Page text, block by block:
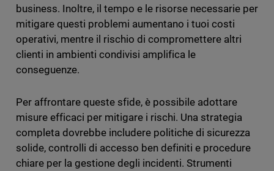
business. Inoltre, il tempo e le risorse necessarie per
mitigare questi problemi aumentano i tuoi costi
operativi, mentre il rischio di compromettere altri
clienti in ambienti condivisi amplifica le
conseguenze.
Per affrontare queste sfide, è possibile adottare
misure efficaci per mitigare i rischi. Una strategia
completa dovrebbe includere politiche di sicurezza
solide, controlli di accesso ben definiti e procedure
chiare per la gestione degli incidenti. Strumenti